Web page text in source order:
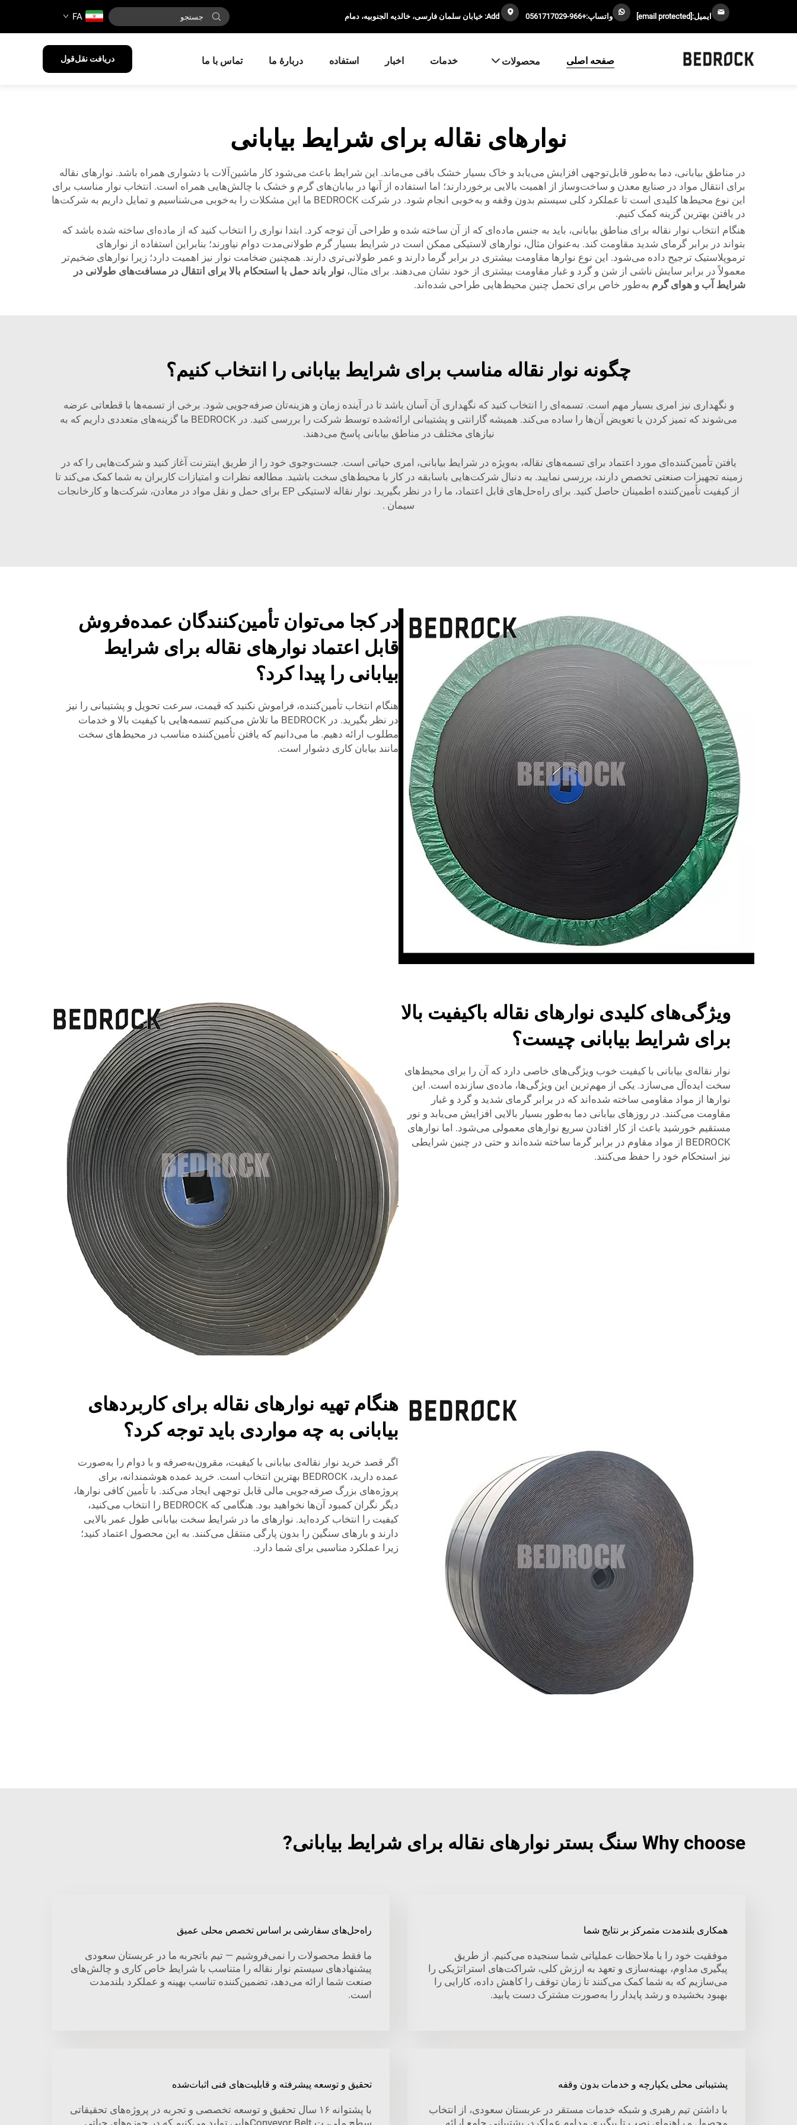
ایمیل: واتساپ:+966-0561717029
FA
صفحه اصلی محصولات خدمات اخبار استفاده دربارهٔ ما تماس با ما دریافت نقل‌قول
نوارهای نقاله برای شرایط بیابانی
در مناطق بیابانی، دما به‌طور قابل‌توجهی افزایش می‌یابد و خاک بسیار خشک باقی می‌ماند. این شرایط باعث می‌شود کار ماشین‌آلات با دشواری همراه باشد. نوارهای نقاله
برای انتقال مواد در صنایع معدن و ساخت‌وساز از اهمیت بالایی برخوردارند؛ اما استفاده از آنها در بیابان‌های گرم و خشک با چالش‌هایی همراه است. انتخاب نوار مناسب برای
این نوع محیط‌ها کلیدی است تا عملکرد کلی سیستم بدون وقفه و به‌خوبی انجام شود. در شرکت BEDROCK ما این مشکلات را به‌خوبی می‌شناسیم و تمایل داریم به شرکت‌ها
در یافتن بهترین گزینه کمک کنیم.
هنگام انتخاب نوار نقاله برای مناطق بیابانی، باید به جنس ماده‌ای که از آن ساخته شده و طراحی آن توجه کرد. ابتدا نواری را انتخاب کنید که از ماده‌ای ساخته شده باشد که
بتواند در برابر گرمای شدید مقاومت کند. به‌عنوان مثال، نوارهای لاستیکی ممکن است در شرایط بسیار گرم طولانی‌مدت دوام نیاورند؛ بنابراین استفاده از نوارهای
ترموپلاستیک ترجیح داده می‌شود. این نوع نوارها مقاومت بیشتری در برابر گرما دارند و عمر طولانی‌تری دارند. همچنین ضخامت نوار نیز اهمیت دارد؛ زیرا نوارهای ضخیم‌تر
معمولاً در برابر سایش ناشی از شن و گرد و غبار مقاومت بیشتری از خود نشان می‌دهند. برای مثال، نوار باند حمل با استحکام بالا برای انتقال در مسافت‌های طولانی در
شرایط آب و هوای گرم به‌طور خاص برای تحمل چنین محیط‌هایی طراحی شده‌اند.
چگونه نوار نقاله مناسب برای شرایط بیابانی را انتخاب کنیم؟
و نگهداری نیز امری بسیار مهم است. تسمه‌ای را انتخاب کنید که نگهداری آن آسان باشد تا در آینده زمان و هزینه‌تان صرفه‌جویی شود. برخی از تسمه‌ها با قطعاتی عرضه
می‌شوند که تمیز کردن یا تعویض آن‌ها را ساده می‌کند. همیشه گارانتی و پشتیبانی ارائه‌شده توسط شرکت را بررسی کنید. در BEDROCK ما گزینه‌های متعددی داریم که به
نیازهای مختلف در مناطق بیابانی پاسخ می‌دهند.
یافتن تأمین‌کننده‌ای مورد اعتماد برای تسمه‌های نقاله، به‌ویژه در شرایط بیابانی، امری حیاتی است. جست‌وجوی خود را از طریق اینترنت آغاز کنید و شرکت‌هایی را که در
زمینه تجهیزات صنعتی تخصص دارند، بررسی نمایید. به دنبال شرکت‌هایی باسابقه در کار با محیط‌های سخت باشید. مطالعه نظرات و امتیازات کاربران به شما کمک می‌کند تا
از کیفیت تأمین‌کننده اطمینان حاصل کنید. برای راه‌حل‌های قابل اعتماد، ما را در نظر بگیرید.
نوار نقاله لاستیکی EP برای حمل و نقل مواد در معادن، شرکت‌ها و کارخانجات
سیمان .
در کجا می‌توان تأمین‌کنندگان عمده‌فروش
قابل اعتماد نوارهای نقاله برای شرایط
بیابانی را پیدا کرد؟
هنگام انتخاب تأمین‌کننده، فراموش نکنید که قیمت، سرعت تحویل و پشتیبانی را نیز
در نظر بگیرید. در BEDROCK ما تلاش می‌کنیم تسمه‌هایی با کیفیت بالا و خدمات
مطلوب ارائه دهیم. ما می‌دانیم که یافتن تأمین‌کننده مناسب در محیط‌های سخت
مانند بیابان کاری دشوار است.
ویژگی‌های کلیدی نوارهای نقاله باکیفیت بالا
برای شرایط بیابانی چیست؟
نوار نقاله‌ی بیابانی با کیفیت خوب ویژگی‌های خاصی دارد که آن را برای محیط‌های
سخت ایده‌آل می‌سازد. یکی از مهم‌ترین این ویژگی‌ها، ماده‌ی سازنده است. این
نوارها از مواد مقاومی ساخته شده‌اند که در برابر گرمای شدید و گرد و غبار
مقاومت می‌کنند. در روزهای بیابانی دما به‌طور بسیار بالایی افزایش می‌یابد و نور
مستقیم خورشید باعث از کار افتادن سریع نوارهای معمولی می‌شود. اما نوارهای
BEDROCK از مواد مقاوم در برابر گرما ساخته شده‌اند و حتی در چنین شرایطی
نیز استحکام خود را حفظ می‌کنند.
هنگام تهیه نوارهای نقاله برای کاربردهای
بیابانی به چه مواردی باید توجه کرد؟
اگر قصد خرید نوار نقاله‌ی بیابانی با کیفیت، مقرون‌به‌صرفه و با دوام را به‌صورت
عمده دارید، BEDROCK بهترین انتخاب است. خرید عمده هوشمندانه، برای
پروژه‌های بزرگ صرفه‌جویی مالی قابل توجهی ایجاد می‌کند. با تأمین کافی نوارها،
دیگر نگران کمبود آن‌ها نخواهید بود. هنگامی که BEDROCK را انتخاب می‌کنید،
کیفیت را انتخاب کرده‌اید. نوارهای ما در شرایط سخت بیابانی طول عمر بالایی
دارند و بارهای سنگین را بدون پارگی منتقل می‌کنند. به این محصول اعتماد کنید؛
زیرا عملکرد مناسبی برای شما دارد.
Why choose سنگ بستر نوارهای نقاله برای شرایط بیابانی?
همکاری بلندمدت متمرکز بر نتایج شما
موفقیت خود را با ملاحظات عملیاتی شما سنجیده می‌کنیم. از طریق
پیگیری مداوم، بهینه‌سازی و تعهد به ارزش کلی، شراکت‌های استراتژیکی را
می‌سازیم که به شما کمک می‌کنند تا زمان توقف را کاهش داده، کارایی را
بهبود بخشیده و رشد پایدار را به‌صورت مشترک دست یابید.
راه‌حل‌های سفارشی بر اساس تخصص محلی عمیق
ما فقط محصولات را نمی‌فروشیم — تیم باتجربه ما در عربستان سعودی
پیشنهاد‌های سیستم نوار نقاله را متناسب با شرایط خاص کاری و چالش‌های
صنعت شما ارائه می‌دهد، تضمین‌کننده تناسب بهینه و عملکرد بلندمدت
است.
پشتیبانی محلی یکپارچه و خدمات بدون وقفه
با داشتن تیم رهبری و شبکه خدمات مستقر در عربستان سعودی، از انتخاب
محصول و راهنمای نصب تا پیگیری مداوم عملکرد، پشتیبانی جامع ارائه
تحقیق و توسعه پیشرفته و قابلیت‌های فنی اثبات‌شده
با پشتوانه ۱۶ سال تحقیق و توسعه تخصصی و تجربه در پروژه‌های تحقیقاتی
سطح ملی، ت Conveyor Belt‌هایی تولید می‌کنیم که در حوزه‌های حیاتی